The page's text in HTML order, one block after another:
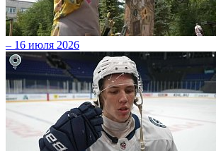
– 16 июля 2026